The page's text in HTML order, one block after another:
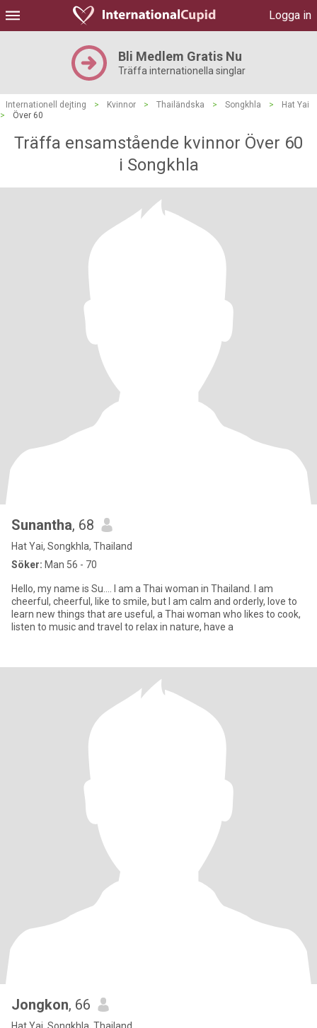
Logga in
Bli Medlem Gratis Nu
Träffa internationella singlar
Internationell dejting > Kvinnor > Thailändska > Songkhla >
Hat Yai
>
Över 60
Träffa ensamstående kvinnor Över 60
i Songkhla
Sunantha, 68
Hat Yai, Songkhla, Thailand
Söker: Man 56 - 70
Hello, my name is Su.... I am a Thai woman in Thailand. I am
cheerful, cheerful, like to smile, but I am calm and orderly, love to
learn new things that are useful, a Thai woman who likes to cook,
listen to music and travel to relax in nature, have a
Jongkon, 66